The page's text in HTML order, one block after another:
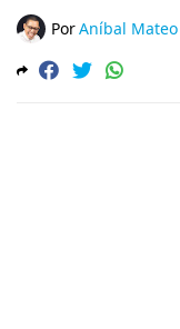
PorAníbal Mateo